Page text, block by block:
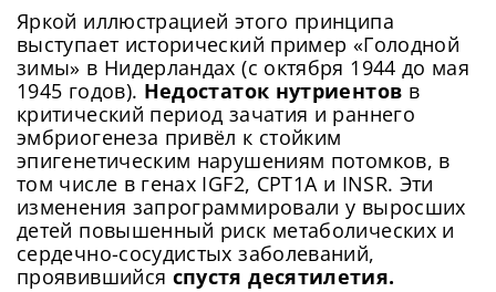
Яркой иллюстрацией этого принципа
выступает исторический пример «Голодной
зимы» в Нидерландах (с октября 1944 до мая
1945 годов). Недостаток нутриентов в
критический период зачатия и раннего
эмбриогенеза привёл к стойким
эпигенетическим нарушениям потомков, в
том числе в генах IGF2, CPT1A и INSR. Эти
изменения запрограммировали у выросших
детей повышенный риск метаболических и
сердечно-сосудистых заболеваний,
проявившийся спустя десятилетия.